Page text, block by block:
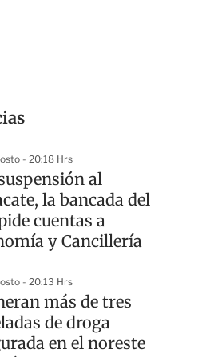
- 20:18 Hrs
al
la bancada del
cuentas a
y Cancillería
- 20:13 Hrs
más de tres
de droga
en el noreste